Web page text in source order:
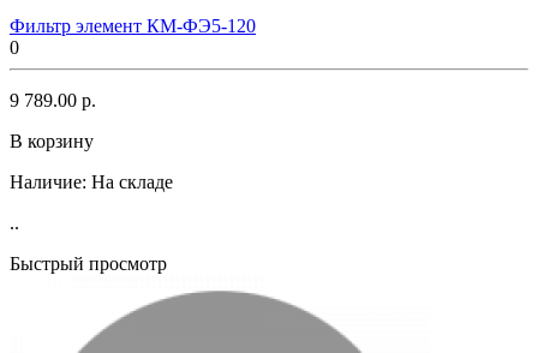
Фильтр элемент КМ-ФЭ5-120
0
9 789.00 р.
В корзину
Наличие: На складе
..
Быстрый просмотр